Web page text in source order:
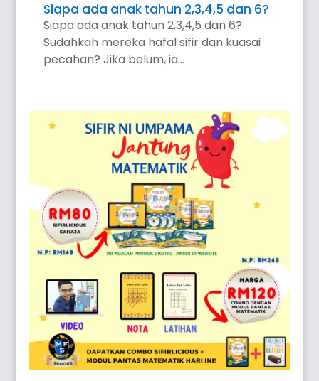
Siapa ada anak tahun 2,3,4,5 dan 6?
Siapa ada anak tahun 2,3,4,5 dan 6?
Sudahkah mereka hafal sifir dan kuasai
pecahan? Jika belum, ia...